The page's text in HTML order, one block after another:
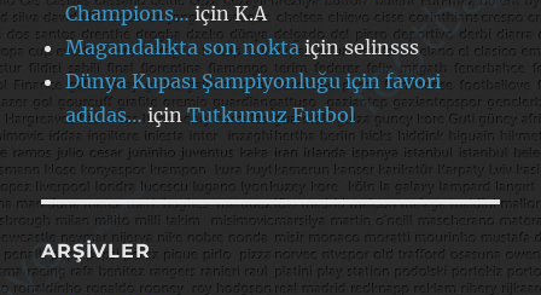
Champions…içinK.A
Magandalıkta son noktaiçinselinsss
Dünya Kupası Şampiyonluğu için favori
adidas…içinTutkumuz Futbol
ARŞIVLER